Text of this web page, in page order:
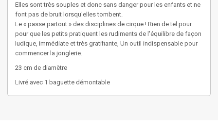
Elles sont très souples et donc sans danger pour les enfants et ne
font pas de bruit lorsqu'elles tombent.
Le « passe partout » des disciplines de cirque ! Rien de tel pour
pour que les petits pratiquent les rudiments de l'équilibre de façon
ludique, immédiate et très gratifiante, Un outil indispensable pour
commencer la jonglerie.
23 cm de diamètre
Livré avec 1 baguette démontable